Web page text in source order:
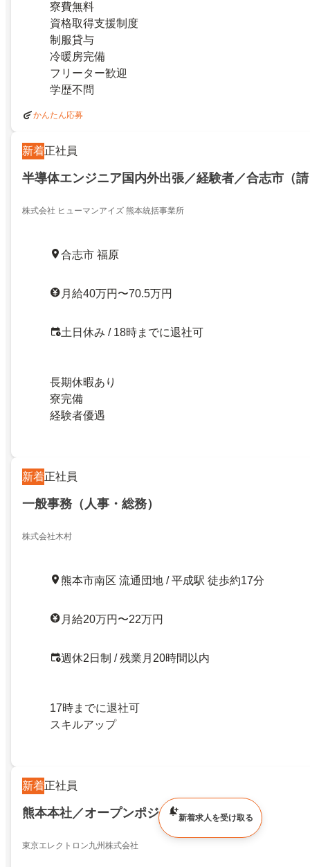
寮費無料
資格取得支援制度
制服貸与
冷暖房完備
フリーター歓迎
学歴不問
かんたん応募
新着正社員
半導体エンジニア国内外出張／経験者／合志市（
株式会社 ヒューマンアイズ 熊本統括事業所
合志市 福原
月給40万円〜70.5万円
土日休み / 18時までに退社可
長期休暇あり
寮完備
経験者優遇
新着正社員
一般事務（人事・総務）
株式会社木村
熊本市南区 流通団地 / 平成駅 徒歩約17分
月給20万円〜22万円
週休2日制 / 残業月20時間以内
17時までに退社可
スキルアップ
新着正社員
熊本本社／オープンポジション
東京エレクトロン九州株式会社
新着求人を受け取る